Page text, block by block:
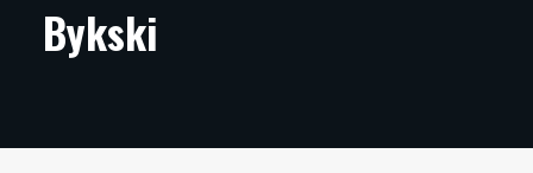
ARTIKKELIT
TECHBBS
Bykski